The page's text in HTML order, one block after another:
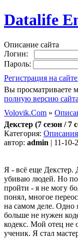
Datalife
Описание сайта
Логин:
Пароль:
Регистрация на
Вы просматриваете
полную версию
Volovik.Com »
Декстер (7 сезон / 7
Категория:
автор: admin | 11-10-
Я - всё еще
убиваю людей. Но
пройти - я не могу
понял, многое
на самом деле. Одно
больше не нужен
кодекс. Мой отец не
ученик. Я стал